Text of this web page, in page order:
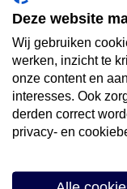
€35,-
Meld je aan voor
Deze website
Wij gebruiken
werken, inzicht te
onze content en
interesses. Ook
derden correct
privacy- en